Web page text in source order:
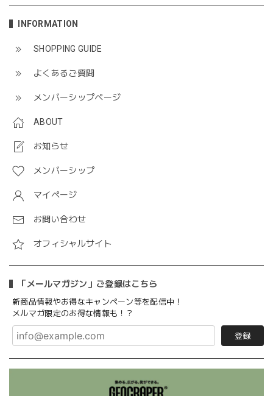
INFORMATION
SHOPPING GUIDE
よくあるご質問
メンバーシップページ
ABOUT
お知らせ
メンバーシップ
マイページ
お問い合わせ
オフィシャルサイト
「メールマガジン」ご登録はこちら
新商品情報やお得なキャンペーン等を配信中！
メルマガ限定のお得な情報も！？
登録